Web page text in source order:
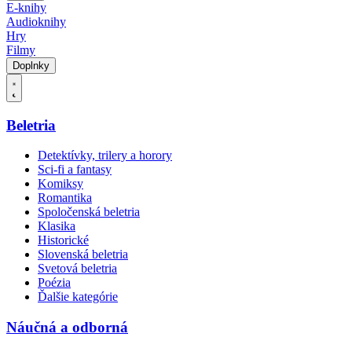
E-knihy
Audioknihy
Hry
Filmy
Doplnky
Beletria
Detektívky, trilery a horory
Sci-fi a fantasy
Komiksy
Romantika
Spoločenská beletria
Klasika
Historické
Slovenská beletria
Svetová beletria
Poézia
Ďalšie kategórie
Náučná a odborná